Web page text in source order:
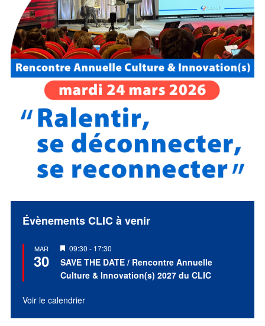
Évènements CLIC à venir
MAR
30
Mis
en
avant
09:30 - 17:30
SAVE THE DATE / Rencontre Annuelle
Culture & Innovation(s) 2027 du CLIC
Voir le calendrier